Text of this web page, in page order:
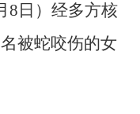
8日）经多方核
被蛇咬伤的女